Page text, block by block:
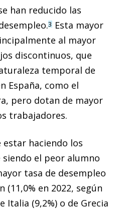
han reducido las
3 Esta mayor
al mayor
discontinuos, que
temporal de
España, como el
pero do­­tan de mayor
trabajadores.
estar haciendo los
el peor alumno
tasa de desempleo
en 2022, según
Italia (9,2%) o de Grecia